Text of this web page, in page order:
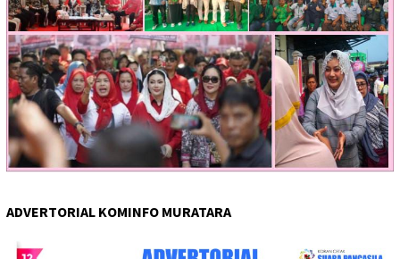
ADVERTORIAL KOMINFO MURATARA